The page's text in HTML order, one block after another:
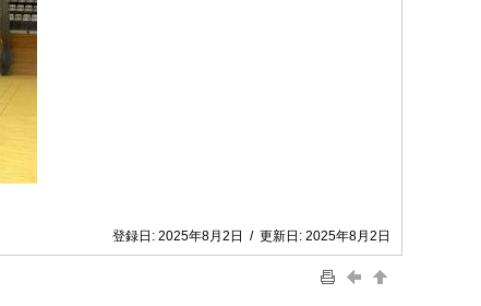
登録日: 2025年8月2日 / 更新日: 2025年8月2日